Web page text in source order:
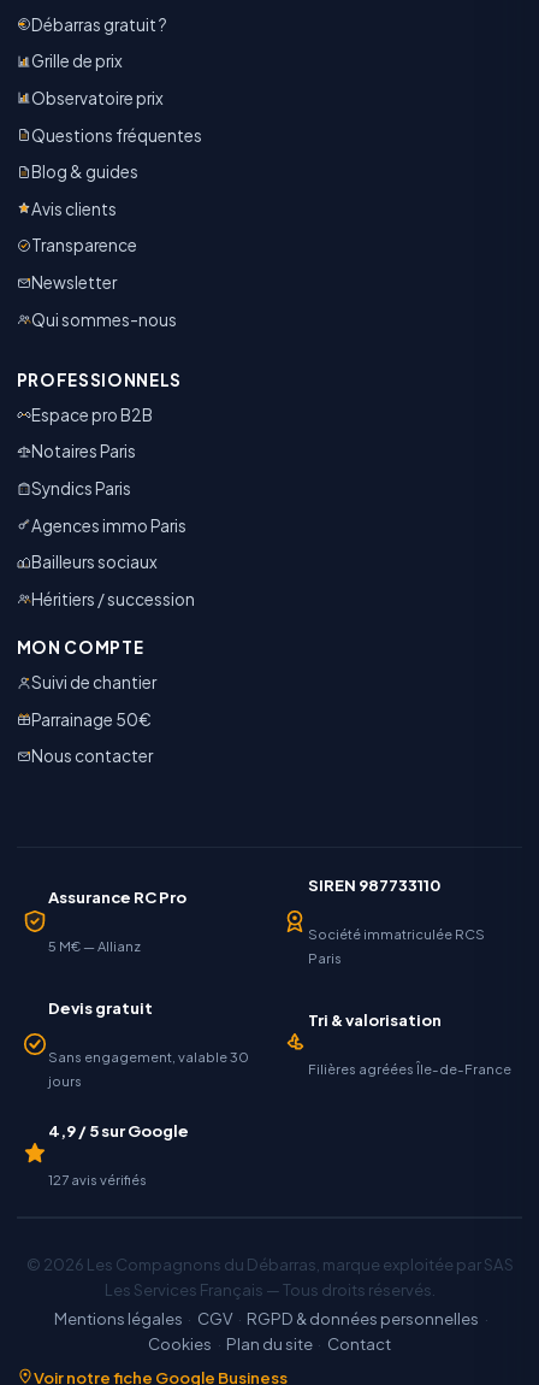
Débarras gratuit ?
Grille de prix
Observatoire prix
Questions fréquentes
Blog & guides
Avis clients
Transparence
Newsletter
Qui sommes-nous
PROFESSIONNELS
Espace pro B2B
Notaires Paris
Syndics Paris
Agences immo Paris
Bailleurs sociaux
Héritiers / succession
MON COMPTE
Suivi de chantier
Parrainage 50€
Nous contacter
Assurance RC Pro
5 M€ — Allianz
SIREN 987733110
Société immatriculée RCS
Paris
Devis gratuit
Sans engagement, valable 30
jours
Tri & valorisation
Filières agréées Île-de-France
4,9 / 5 sur Google
127 avis vérifiés
© 2026 Les Compagnons du Débarras, marque exploitée par SAS
Les Services Français — Tous droits réservés.
Mentions légales · CGV · RGPD & données personnelles ·
Cookies · Plan du site · Contact
Voir notre fiche Google Business